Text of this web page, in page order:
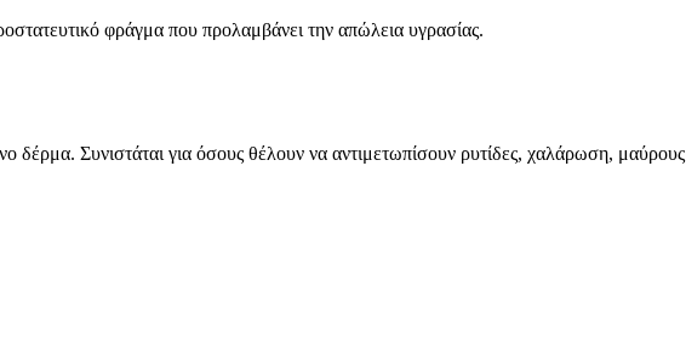
φράγμα που προλαμβάνει την απώλεια υγρασίας.
Συνιστάται για όσους θέλουν να αντιμετωπίσουν ρυτίδες, χαλάρωση,